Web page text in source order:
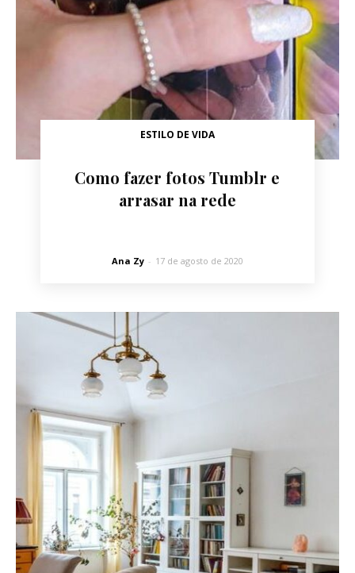
ESTILO DE VIDA
Como fazer fotos Tumblr e
arrasar na rede
Ana Zy - 17 de agosto de 2020